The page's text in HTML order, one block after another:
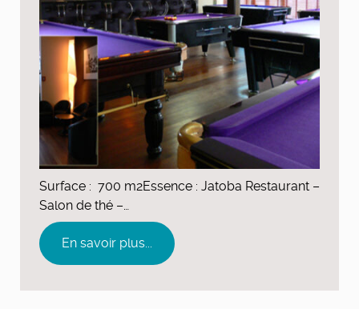
Surface : 700 m2Essence : Jatoba Restaurant –
Salon de thé –…
En savoir plus...